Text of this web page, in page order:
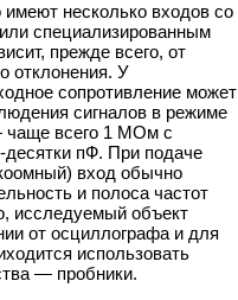
несколько входов со
специализированным
прежде всего, от
отклонения. У
сопротивление может
сигналов в режиме
чаще всего 1 МОм с
пФ. При подаче
вход обычно
и полоса частот
исследуемый объект
от осциллографа и для
использовать
— пробники.